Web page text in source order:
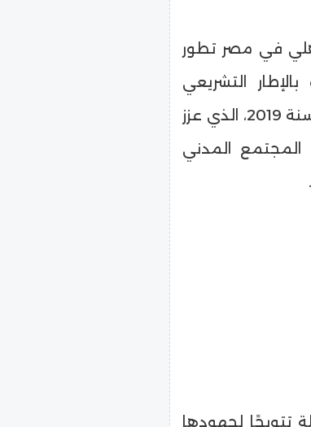
في مصر تطور
التشريعي
لقانون تنظيم ممارسة العمل الأهلي رقم 149 لسنة 2019، الذي عزز
المجتمع المدني
تتويجًا لجهودها